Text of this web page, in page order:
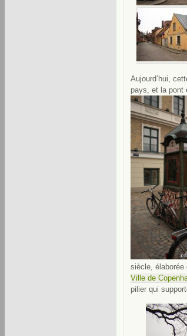
Aujourd’hui,
pays, et la pont
siècle, élaborée
Ville de
pilier qui